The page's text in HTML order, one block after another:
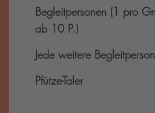
Begleitpersonen (1 pro
ab 10 P.)
Jede weitere Begleitperson
Pfütze-Taler